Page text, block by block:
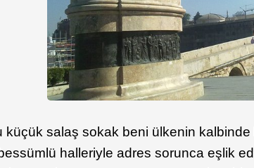
küçük salaş sokak beni ülkenin kalbinde
halleriyle adres sorunca eşlik